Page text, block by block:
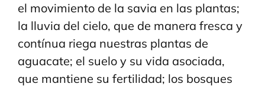
el movimiento de la savia en las plantas;
la lluvia del cielo, que de manera fresca y
contínua riega nuestras plantas de
aguacate; el suelo y su vida asociada,
que mantiene su fertilidad; los bosques